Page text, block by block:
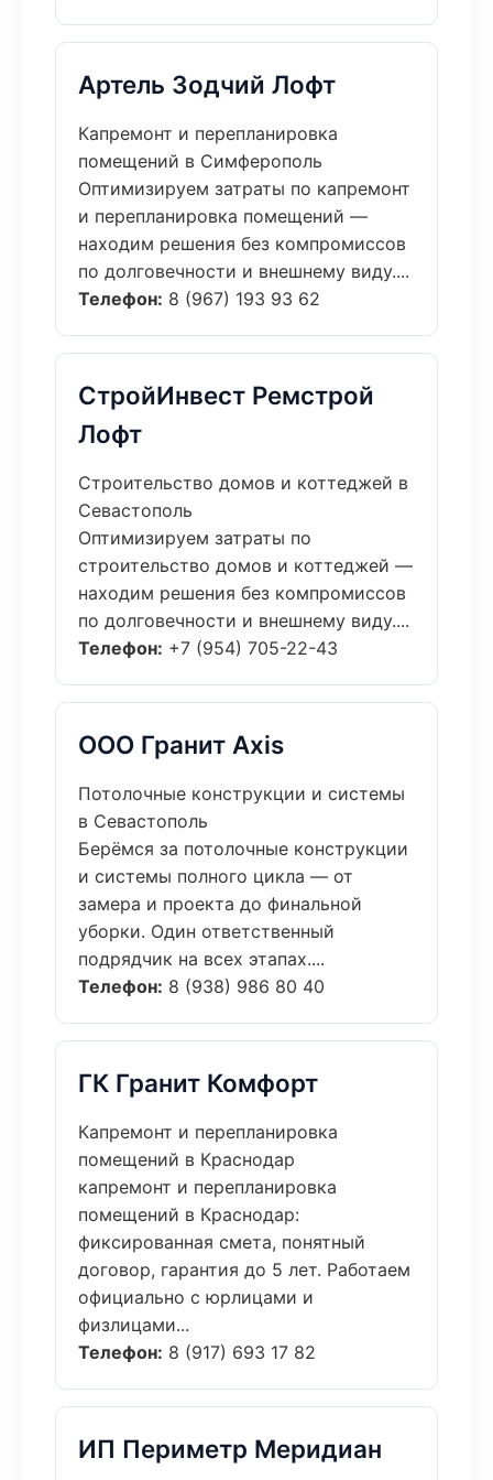
Артель Зодчий Лофт
Капремонт и перепланировка
помещений в Симферополь
Оптимизируем затраты по капремонт
и перепланировка помещений —
находим решения без компромиссов
по долговечности и внешнему виду....
Телефон: 8 (967) 193 93 62
СтройИнвест Ремстрой
Лофт
Строительство домов и коттеджей в
Севастополь
Оптимизируем затраты по
строительство домов и коттеджей —
находим решения без компромиссов
по долговечности и внешнему виду....
Телефон: +7 (954) 705-22-43
ООО Гранит Axis
Потолочные конструкции и системы
в Севастополь
Берёмся за потолочные конструкции
и системы полного цикла — от
замера и проекта до финальной
уборки. Один ответственный
подрядчик на всех этапах....
Телефон: 8 (938) 986 80 40
ГК Гранит Комфорт
Капремонт и перепланировка
помещений в Краснодар
капремонт и перепланировка
помещений в Краснодар:
фиксированная смета, понятный
договор, гарантия до 5 лет. Работаем
официально с юрлицами и
физлицами...
Телефон: 8 (917) 693 17 82
ИП Периметр Меридиан